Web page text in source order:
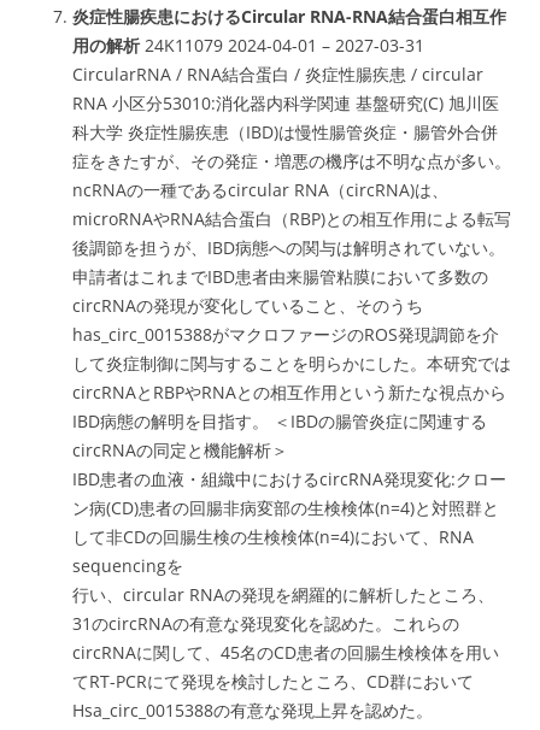
炎症性腸疾患におけるCircular RNA-RNA結合蛋白相互作
用の解析 24K11079 2024-04-01 – 2027-03-31
CircularRNA / RNA結合蛋白 / 炎症性腸疾患 / circular
RNA 小区分53010:消化器内科学関連 基盤研究(C) 旭川医
科大学 炎症性腸疾患（IBD)は慢性腸管炎症・腸管外合併
症をきたすが、その発症・増悪の機序は不明な点が多い。
ncRNAの一種であるcircular RNA（circRNA)は、
microRNAやRNA結合蛋白（RBP)との相互作用による転写
後調節を担うが、IBD病態への関与は解明されていない。
申請者はこれまでIBD患者由来腸管粘膜において多数の
circRNAの発現が変化していること、そのうち
has_circ_0015388がマクロファージのROS発現調節を介
して炎症制御に関与することを明らかにした。本研究では
circRNAとRBPやRNAとの相互作用という新たな視点から
IBD病態の解明を目指す。 ＜IBDの腸管炎症に関連する
circRNAの同定と機能解析＞
IBD患者の血液・組織中におけるcircRNA発現変化:クロー
ン病(CD)患者の回腸非病変部の生検検体(n=4)と対照群と
して非CDの回腸生検の生検検体(n=4)において、RNA
sequencingを
行い、circular RNAの発現を網羅的に解析したところ、
31のcircRNAの有意な発現変化を認めた。これらの
circRNAに関して、45名のCD患者の回腸生検検体を用い
てRT-PCRにて発現を検討したところ、CD群において
Hsa_circ_0015388の有意な発現上昇を認めた。